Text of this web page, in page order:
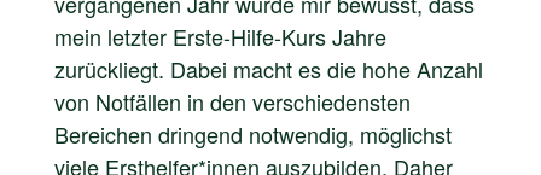
mein letzter Erste-Hilfe-Kurs Jahre
zurückliegt. Dabei macht es die hohe Anzahl
von Notfällen in den verschiedensten
Bereichen dringend notwendig, möglichst
viele Ersthelfer*innen auszubilden. Daher